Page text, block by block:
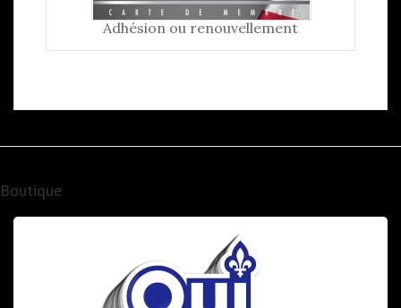
Adhésion ou renouvellement
Boutique